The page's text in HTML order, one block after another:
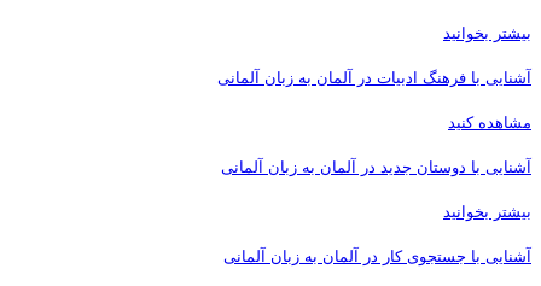
بیشتر بخوانید
آشنایی با فرهنگ ادبیات در آلمان به زبان آلمانی
مشاهده کنید
آشنایی با دوستان جدید در آلمان به زبان آلمانی
بیشتر بخوانید
آشنایی با جستجوی کار در آلمان به زبان آلمانی